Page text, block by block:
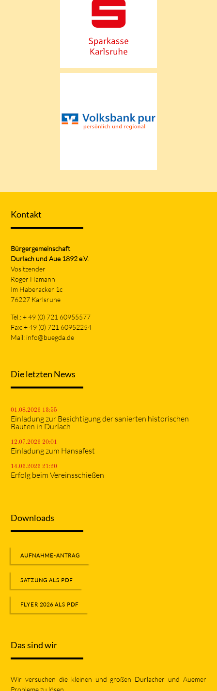
Kontakt
Bürgergemeinschaft
Durlach und Aue 1892 e.V.
Vositzender
Roger Hamann
Im Haberacker 1c
76227 Karlsruhe
Tel.: + 49 (0) 721 60955577
Fax: + 49 (0) 721 60952254
Mail: info@buegda.de
Die letzten News
01.08.2026 13:55
Einladung zur Besichtigung der sanierten historischen
Bauten in Durlach
12.07.2026 20:01
Einladung zum Hansafest
14.06.2026 21:20
Erfolg beim Vereinsschießen
Downloads
AUFNAHME-ANTRAG
SATZUNG ALS PDF
FLYER 2026 ALS PDF
Das sind wir
Wir versuchen die kleinen und großen Durlacher und Auemer
Probleme zu lösen.